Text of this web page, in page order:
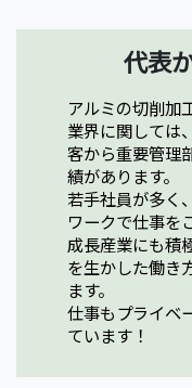
代表
アルミの切削加
業界に関しては
客から重要管理
績があります。
若手社員が多く
ワークで仕事を
成長産業にも積
を生かした働き
ます。
仕事もプライベ
ています！